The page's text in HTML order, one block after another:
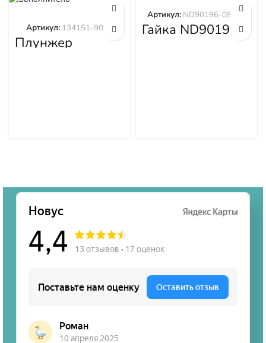
Плунжер
134151-9020
Артикул: 134151-9020 Гайка ND90196-
08651
Артикул: ND90196-08651